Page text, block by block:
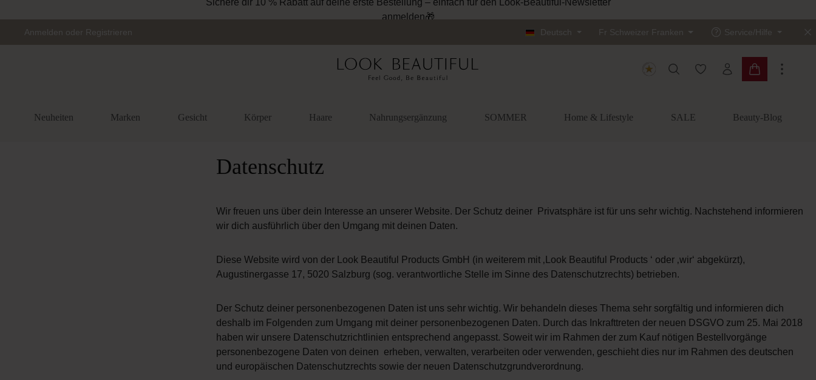
Sichere dir 10 % Rabatt auf deine erste Bestellung – einfach für den Look-Beautiful-Newsletter
anmelden🎁
Anmelden oder Registrieren Deutsch Fr Schweizer Franken Service/Hilfe
Du hast 0 Produkte auf
Warenkorb
Neuheiten Marken Gesicht Körper Haare Nahrungsergänzung SOMMER Home & Lifestyle SALE Beauty-Blog
Datenschutz
Wir freuen uns über dein Interesse an unserer Website. Der Schutz deiner Privatsphäre ist für uns sehr wichtig. Nachstehend informieren
wir dich ausführlich über den Umgang mit deinen Daten.
Diese Website wird von der Look Beautiful Products GmbH (in weiterem mit ‚Look Beautiful Products ‘ oder ‚wir‘ abgekürzt),
Augustinergasse 17, 5020 Salzburg (sog. verantwortliche Stelle im Sinne des Datenschutzrechts) betrieben.
Der Schutz deiner personenbezogenen Daten ist uns sehr wichtig. Wir behandeln dieses Thema sehr sorgfältig und informieren dich
deshalb im Folgenden zum Umgang mit deiner personenbezogenen Daten. Durch das Inkrafttreten der neuen DSGVO zum 25. Mai 2018
haben wir unsere Datenschutzrichtlinien entsprechend angepasst. Soweit wir im Rahmen der zum Kauf nötigen Bestellvorgänge
personenbezogene Daten von deinen erheben, verwalten, verarbeiten oder verwenden, geschieht dies nur im Rahmen des deutschen
und europäischen Datenschutzrechts sowie der neuen Datenschutzgrundverordnung.